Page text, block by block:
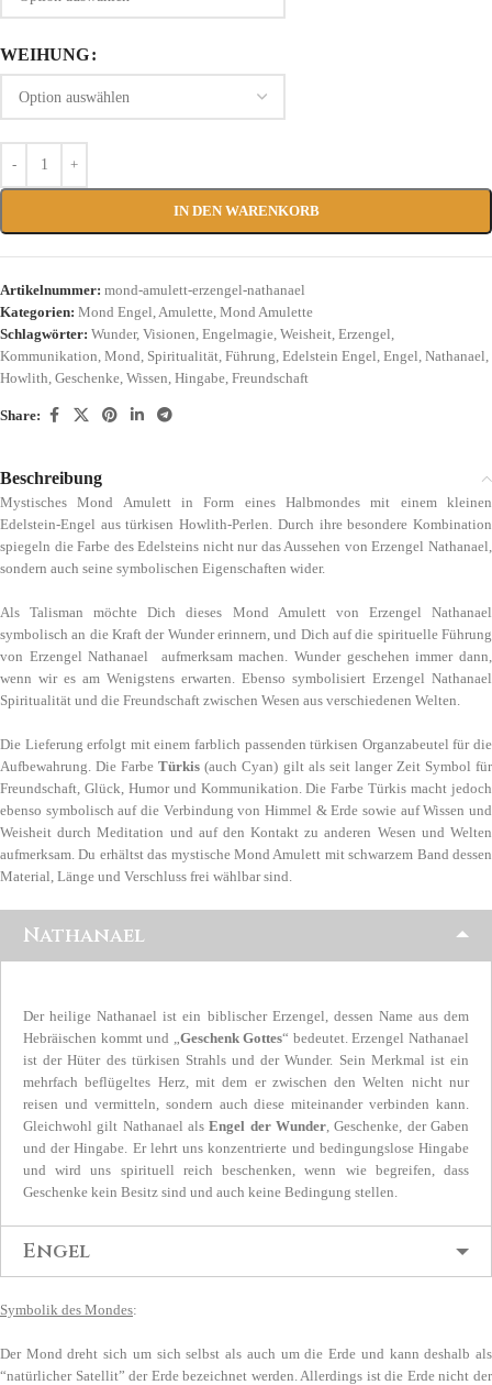
WEIHUNG
IN DEN WARENKORB
Artikelnummer: mond-amulett-erzengel-nathanael
Kategorien: Mond Engel,Amulette, Mond Amulette
Schlagwörter: Wunder, Visionen, Engelmagie, Weisheit, Erzengel,
Kommunikation, Mond, Spiritualität, Führung, Edelstein Engel, Engel, Nathanael,
Howlith, Geschenke, Wissen, Hingabe, Freundschaft
Share:
Beschreibung
Mystisches Mond Amulett in Form eines Halbmondes mit einem kleinen
Edelstein-Engel aus türkisen Howlith-Perlen. Durch ihre besondere Kombination
spiegeln die Farbe des Edelsteins nicht nur das Aussehen von Erzengel Nathanael,
sondern auch seine symbolischen Eigenschaften wider.
Als Talisman möchte Dich dieses Mond Amulett von Erzengel Nathanael
symbolisch an die Kraft der Wunder erinnern, und Dich auf die spirituelle Führung
von Erzengel Nathanael aufmerksam machen. Wunder geschehen immer dann,
wenn wir es am Wenigstens erwarten. Ebenso symbolisiert Erzengel Nathanael
Spiritualität und die Freundschaft zwischen Wesen aus verschiedenen Welten.
Die Lieferung erfolgt mit einem farblich passenden türkisen Organzabeutel für die
Aufbewahrung. Die Farbe Türkis(auch Cyan) gilt als seit langer Zeit Symbol für
Freundschaft, Glück, Humor und Kommunikation. Die Farbe Türkis macht jedoch
ebenso symbolisch auf die Verbindung von Himmel & Erde sowie auf Wissen und
Weisheit durch Meditation und auf den Kontakt zu anderen Wesen und Welten
aufmerksam. Du erhältst das mystische Mond Amulett mit schwarzem Band dessen
Material, Länge und Verschluss frei wählbar sind.
Nathanael
Der heilige Nathanael ist ein biblischer Erzengel, dessen Name aus dem
Hebräischen kommt und „Geschenk Gottes“ bedeutet. Erzengel Nathanael
ist der Hüter des türkisen Strahls und der Wunder. Sein Merkmal ist ein
mehrfach beflügeltes Herz, mit dem er zwischen den Welten nicht nur
reisen und vermitteln, sondern auch diese miteinander verbinden kann.
Gleichwohl gilt Nathanael alsEngel der Wunder, Geschenke, der Gaben
und der Hingabe. Er lehrt uns konzentrierte und bedingungslose Hingabe
und wird uns spirituell reich beschenken, wenn wie begreifen, dass
Geschenke kein Besitz sind und auch keine Bedingung stellen.
Engel
Symbolik des Mondes:
Der Mond dreht sich um sich selbst als auch um die Erde und kann deshalb als
“natürlicher Satellit” der Erde bezeichnet werden. Allerdings ist die Erde nicht der